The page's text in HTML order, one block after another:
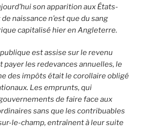
son apparition aux États-
naissance n’est que du sang
capitalisé hier en Angleterre.
est assise sur le revenu
payer les redevances annuelles, le
des impôts était le corollaire obligé
Les emprunts, qui
de faire face aux
sans que les contribuables
le-champ, entraînent à leur suite